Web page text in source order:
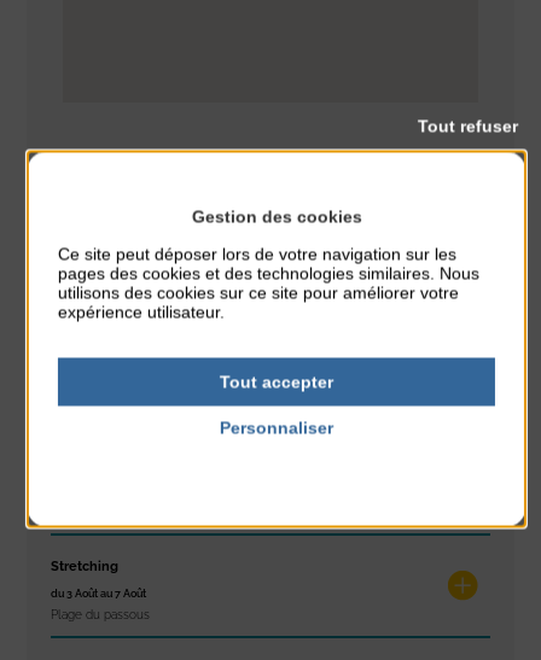
CLASSÉ DANS : Concert
PARTAGER CETTE INFO :
À noter aussi
Stretching
du 3 Août au 7 Août
Plage du passous
Gestion des cookies
Ce site peut déposer lors de votre navigation sur les
pages des cookies et des technologies similaires. Nous
utilisons des cookies sur ce site pour améliorer votre
expérience utilisateur.
Tout accepter
Tout refuser
Personnaliser